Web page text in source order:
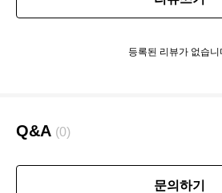
등록된 리뷰가 없습니
Q&A (0)
문의하기